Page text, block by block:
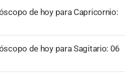
de hoy para Capricornio:
de hoy para Sagitario: 06